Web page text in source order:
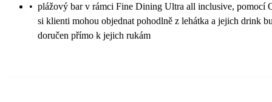
• plážový bar v rámci Fine Dining Ultra all inclusive, pomocí
si klienti mohou objednat pohodlně z lehátka a jejich drink
doručen přímo k jejich rukám